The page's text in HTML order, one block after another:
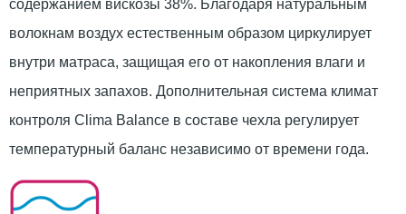
содержанием вискозы 38%. Благодаря натуральным
волокнам воздух естественным образом циркулирует
внутри матраса, защищая его от накопления влаги и
неприятных запахов. Дополнительная система климат
контроля Clima Balance в составе чехла регулирует
температурный баланс независимо от времени года.